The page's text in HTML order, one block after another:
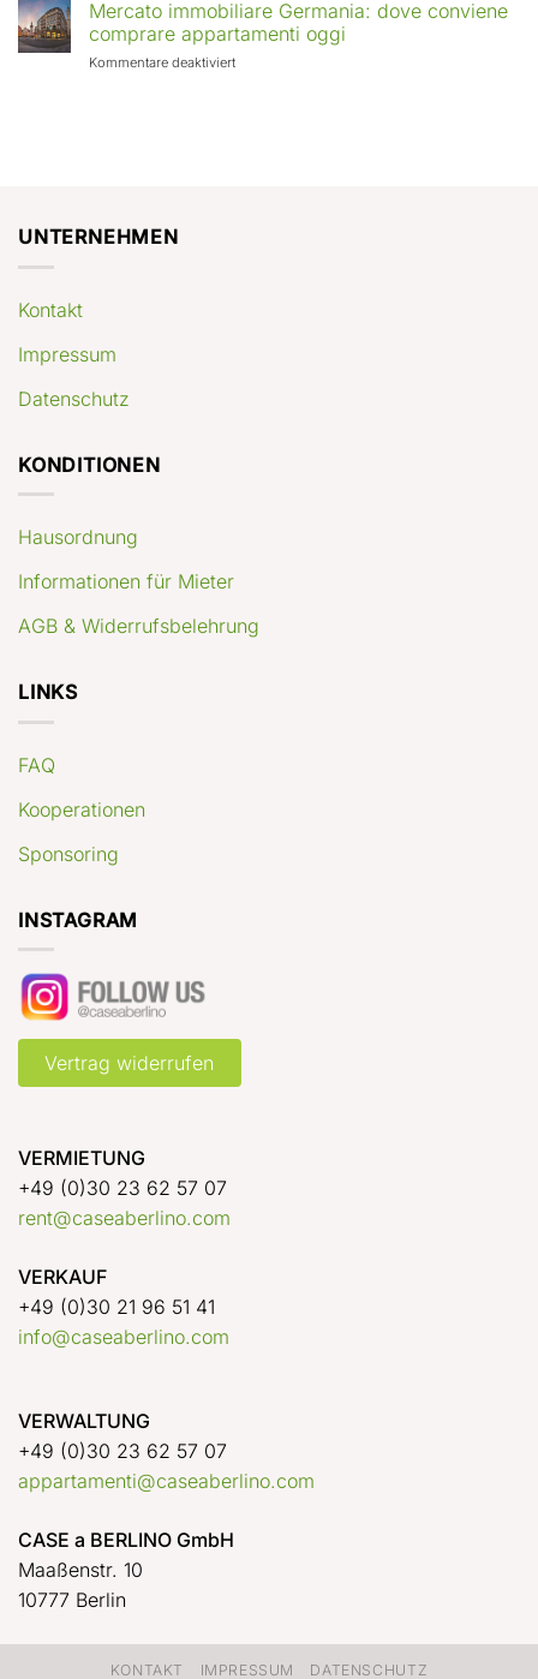
in
crescita
rendimenti
casa
a
Berlino
con
Mercato immobiliare Germania: dove conviene
comprare appartamenti oggi
Kommentare deaktiviertfür
UNTERNEHMEN
Kontakt
Impressum
Datenschutz
KONDITIONEN
Hausordnung
Informationen für Mieter
AGB & Widerrufsbelehrung
LINKS
FAQ
Kooperationen
Sponsoring
INSTAGRAM
Vertrag widerrufen
VERMIETUNG
+49 (0)30 23 62 57 07
rent@caseaberlino.com
VERKAUF
+49 (0)30 21 96 51 41
info@caseaberlino.com
VERWALTUNG
+49 (0)30 23 62 57 07
appartamenti@caseaberlino.com
CASE a BERLINO GmbH
Maaßenstr. 10
10777 Berlin
KONTAKT IMPRESSUM DATENSCHUTZ